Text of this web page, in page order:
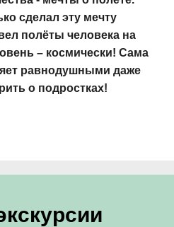
сделал эту мечту
полёты человека на
– космически! Сама
равнодушными даже
о подростках!